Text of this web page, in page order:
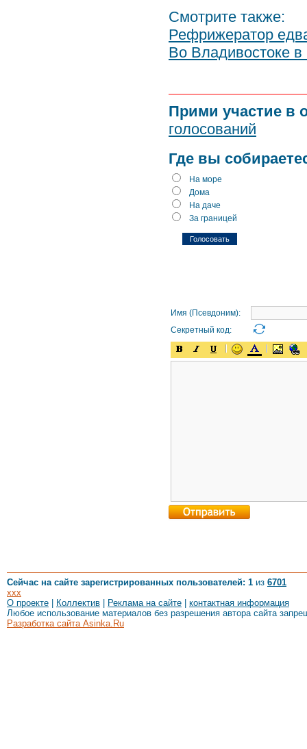
Смотрите также:
Рефрижератор
Во Владивостоке
Прими участие в
голосований
Где вы
На море
Дома
На даче
За границей
Имя (Псевдоним):
Секретный код:
Сейчас на сайте зарегистрированных пользователей: 1 из 6701
xxx
О проекте
Коллектив Реклама на сайте
контактная информация
Любое использование материалов без разрешения автора сайта
Разработка сайта Asinka.Ru